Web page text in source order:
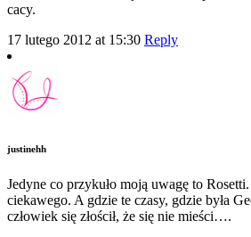
cacy.
17 lutego 2012 at 15:30 Reply
justinehh
Jedyne co przykuło moją uwagę to Rosetti.
ciekawego. A gdzie te czasy, gdzie była
człowiek się złościł, że się nie mieści….